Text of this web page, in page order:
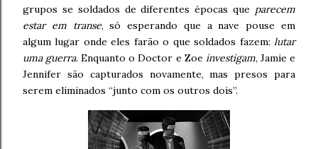
grupos se soldados de diferentes épocas que parecem
estar em transe, só esperando que a nave pouse em
algum lugar onde eles farão o que soldados fazem: lutar
uma guerra. Enquanto o Doctor e Zoe investigam, Jamie e
Jennifer são capturados novamente, mas presos para
serem eliminados “junto com os outros dois”.